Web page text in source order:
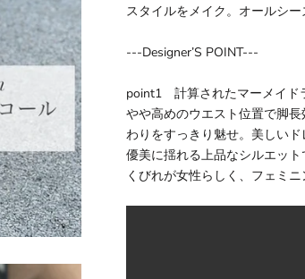
スタイルをメイク。オールシー
---Designer’S POINT---
point1 計算されたマーメイド
やや高めのウエスト位置で脚
わりをすっきり魅せ。美しい
優美に揺れる上品なシルエッ
くびれが女性らしく、フェミ